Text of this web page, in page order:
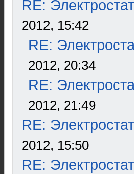
RE:
2012, 15:42
RE:
2012, 20:34
RE:
2012, 21:49
RE:
2012, 15:50
RE: